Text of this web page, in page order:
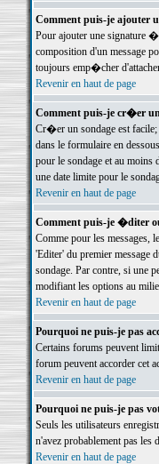
Comment puis-je ajouter
Pour ajouter une signature
composition d'un message
toujours emp�cher
Revenir en haut de page
Comment puis-je cr�er
Cr�er un sondage est
dans le formulaire en
pour le sondage et au
une date limite pour le
Revenir en haut de page
Comment puis-je �diter
Comme pour les
'Editer' du premier message
sondage. Par contre, si
modifiant les options au
Revenir en haut de page
Pourquoi ne puis-je pas
Certains forums peuvent
forum peuvent accorder cet
Revenir en haut de page
Pourquoi ne puis-je pas
Seuls les utilisateurs
n'avez probablement pas
Revenir en haut de page